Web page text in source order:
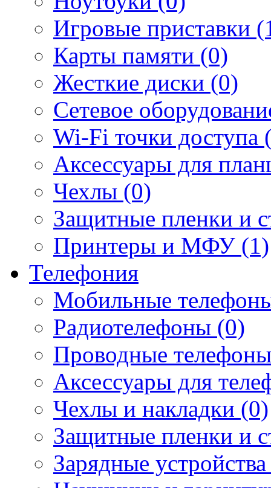
Игровые приставки
Карты памяти (0)
Жесткие диски (0)
Сетевое
Wi-Fi точки доступа
Аксессуары для
Чехлы (0)
Защитные пленки и
Принтеры и МФУ (1)
Телефония
Мобильные
Радиотелефоны (0)
Проводные
Аксессуары для
Чехлы и накладки (0)
Защитные пленки и
Зарядные